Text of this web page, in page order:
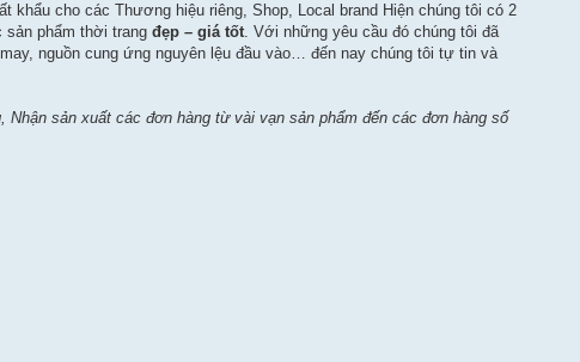
khẩu cho các Thương hiệu riêng, Shop, Local brand Hiện chúng tôi có 2
phẩm thời trang đẹp – giá tốt. Với những yêu cầu đó chúng tôi đã
nguồn cung ứng nguyên lệu đầu vào… đến nay chúng tôi tự tin và
sản xuất các đơn hàng từ vài vạn sản phẩm đến các đơn hàng số